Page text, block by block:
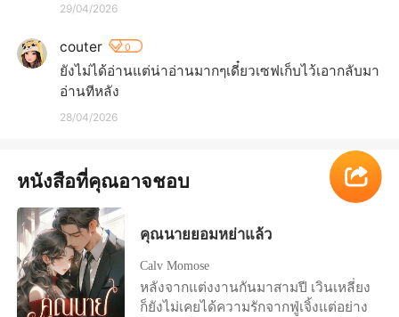
29/04/2026
couter 0
ยังไม่ได้อ่านแต่น่าอ่านมากๆเดี๋ยว​เซฟเก็บไว้เอากลับมา
อ่านทีหลัง
28/04/2026
หนังสือที่คุณอาจชอบ
คุณนายยอมหย่าแล้ว
Calv Momose
หลังจากแต่งงานกันมาสามปี เวินเหลี่ยง
ก็ยังไม่เคยได้ความรักจากฟู่เจิ้งแต่อย่าง